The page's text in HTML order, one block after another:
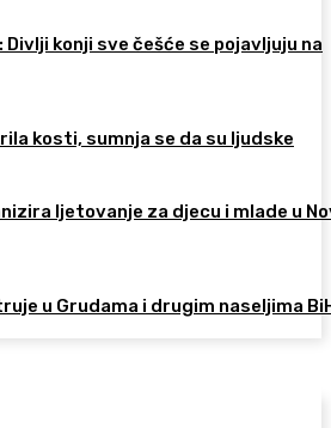
Divlji konji sve češće se pojavljuju na
kosti, sumnja se da su ljudske
ljetovanje za djecu i mlade u
u Grudama i drugim naseljima